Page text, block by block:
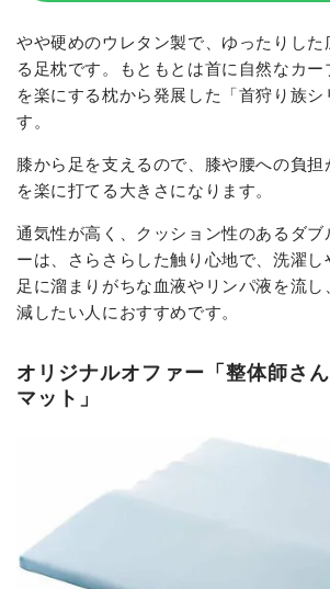
やや硬めのウレタン製で、ゆったりした
る足枕です。もともとは首に自然なカー
を楽にする枕から発展した「首狩り族
す。
膝から足を支えるので、膝や腰への負担
を楽に打てる大きさになります。
通気性が高く、クッション性のあるダ
ーは、さらさらした触り心地で、洗濯し
足に溜まりがちな血液やリンパ液を流
減したい人におすすめです。
オリジナルオファー「整体師さ
マット」